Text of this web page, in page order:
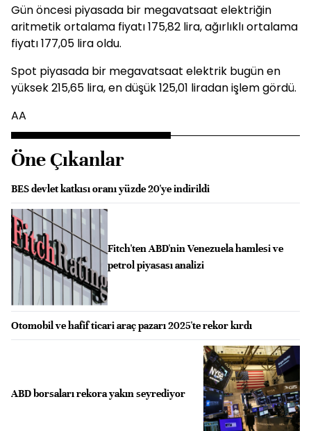
Gün öncesi piyasada bir megavatsaat elektriğin
aritmetik ortalama fiyatı 175,82 lira, ağırlıklı ortalama
fiyatı 177,05 lira oldu.
Spot piyasada bir megavatsaat elektrik bugün en
yüksek 215,65 lira, en düşük 125,01 liradan işlem gördü.
AA
Öne Çıkanlar
BES devlet katkısı oranı yüzde 20'ye indirildi
Fitch'ten ABD'nin Venezuela hamlesi ve
petrol piyasası analizi
Otomobil ve hafif ticari araç pazarı 2025'te rekor kırdı
ABD borsaları rekora yakın seyrediyor